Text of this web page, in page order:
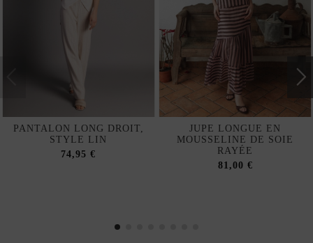
PANTALON LONG DROIT,
STYLE LIN
74,95 €
JUPE LONGUE EN
MOUSSELINE DE SOIE
RAYÉE
81,00 €